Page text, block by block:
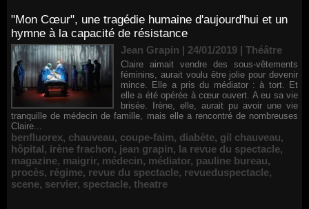
"Mon Cœur", une tragédie humaine d'aujourd'hui et un
hymne à la capacité de résistance
Jean Grapin | 24/01/2019 | Théâtre
Claire aimait vendre des sous-vêtements
féminins, aurait voulu être jolie pour devenir
mince. Elle a pris du médiator : à tort. Et
elle a été opérée à cœur ouvert. A eu sa vie
brisée. Irène, elle, aurait pu avoir une vie
tranquille de médecin de famille, mais elle a rencontré de nombreuses
Claire...
benfluorex, chauveau, coupe-faim, diabète, gil chauveau,
hôpital, irène frachon, jean grapin, la revue du spectacle,
magazine, maigrir, médecin, médiator, pauline bureau,
procès, régime, revue du spectacle, revueduspectacle,
scene, servier, spectacle, theatre